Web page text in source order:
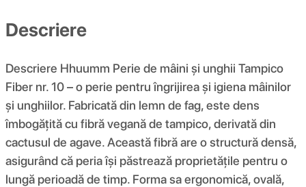
Descriere
Descriere Hhuumm Perie de mâini și unghii Tampico
Fiber nr. 10 – o perie pentru îngrijirea și igiena mâinilor
și unghiilor. Fabricată din lemn de fag, este dens
îmbogățită cu fibră vegană de tampico, derivată din
cactusul de agave. Această fibră are o structură densă,
asigurând că peria își păstrează proprietățile pentru o
lungă perioadă de timp. Forma sa ergonomică, ovală,